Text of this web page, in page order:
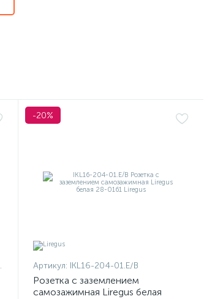
-20%
Артикул: IKL16-204-01.E/B
Розетка с заземлением
самозажимная Liregus белая